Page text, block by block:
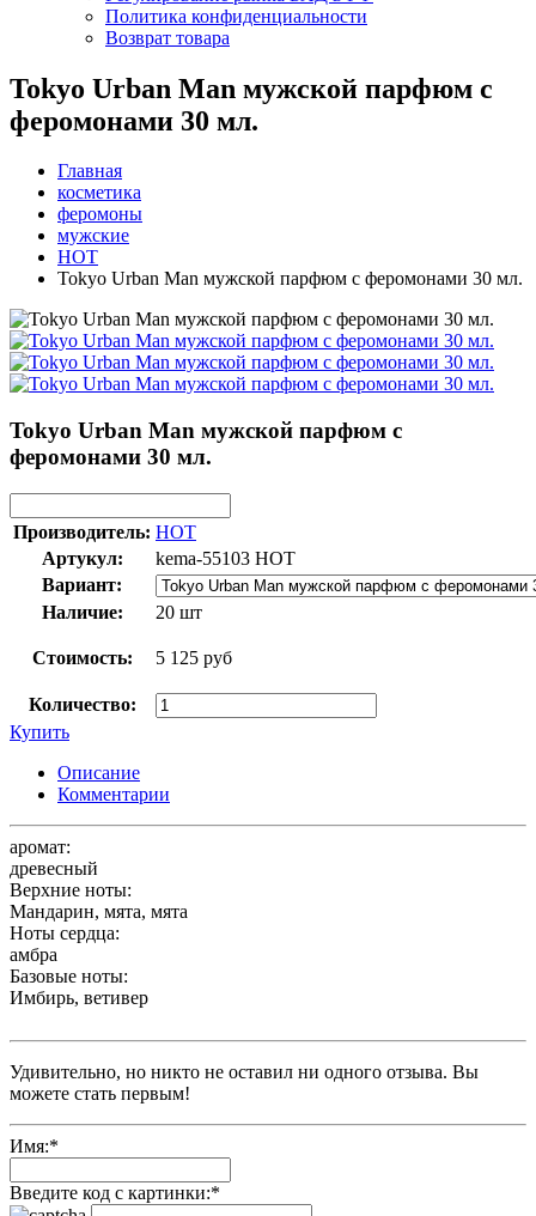
Политика конфиденциальности
Возврат товара
Tokyo Urban Man мужской парфюм с
феромонами 30 мл.
Главная
косметика
феромоны
мужские
HOT
Tokyo Urban Man мужской парфюм с феромонами 30 мл.
Tokyo Urban Man мужской парфюм с
феромонами 30 мл.
Производитель: HOT
Артукул:
kema-55103 HOT
Вариант:
Наличие:
20 шт
Стоимость: 5 125 руб
Количество:
Купить
Описание
Комментарии
аромат:
древесный
Верхние ноты:
Мандарин, мята, мята
Ноты сердца:
амбра
Базовые ноты:
Имбирь, ветивер
Удивительно, но никто не оставил ни одного отзыва. Вы
можете стать первым!
Имя:*
Введите код с картинки:*